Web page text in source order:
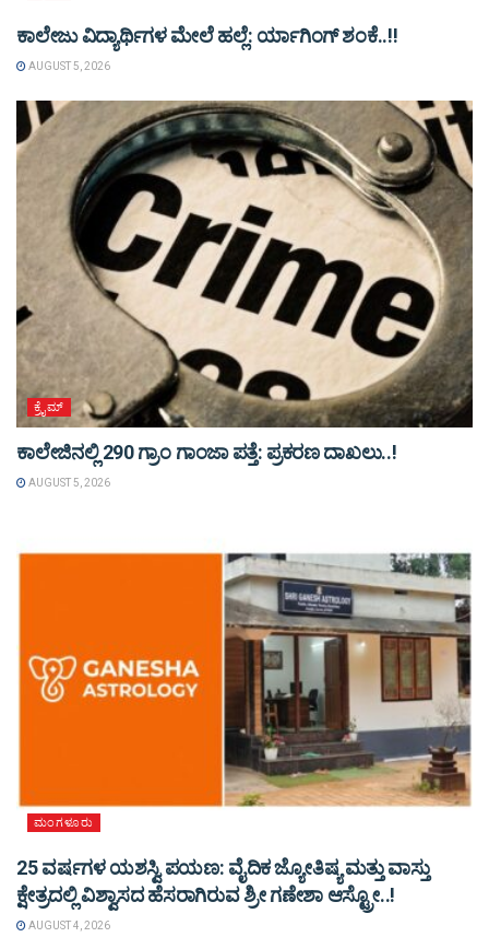
ಕಾಲೇಜು ವಿದ್ಯಾರ್ಥಿಗಳ ಮೇಲೆ ಹಲ್ಲೆ: ರ್ಯಾಗಿಂಗ್ ಶಂಕೆ..!!
AUGUST 5, 2026
ಕ್ರೈಮ್
ಕಾಲೇಜಿನಲ್ಲಿ 290 ಗ್ರಾಂ ಗಾಂಜಾ ಪತ್ತೆ: ಪ್ರಕರಣ ದಾಖಲು..!
AUGUST 5, 2026
ಮಂಗಳೂರು
25 ವರ್ಷಗಳ ಯಶಸ್ವಿ ಪಯಣ: ವೈದಿಕ ಜ್ಯೋತಿಷ್ಯ ಮತ್ತು ವಾಸ್ತು
ಕ್ಷೇತ್ರದಲ್ಲಿ ವಿಶ್ವಾಸದ ಹೆಸರಾಗಿರುವ ಶ್ರೀ ಗಣೇಶಾ ಆಸ್ಟ್ರೋ..!
AUGUST 4, 2026